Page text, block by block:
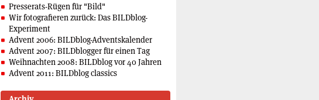
Presserats-Rügen für "Bild"
Wir fotografieren zurück: Das BILDblog-
Experiment
Advent 2006: BILDblog-Adventskalender
Advent 2007: BILDblogger für einen Tag
Weihnachten 2008: BILDblog vor 40 Jahren
Advent 2011: BILDblog classics